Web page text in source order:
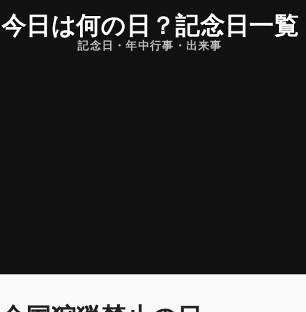
今日は何の日 ？記念日一覧
記念日・年中行事・出来事